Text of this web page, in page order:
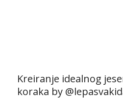
Kreiranje idealnog
koraka by